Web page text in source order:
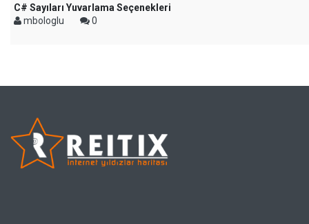
C# Sayıları Yuvarlama Seçenekleri
mbologlu
0